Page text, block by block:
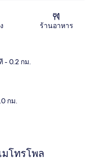
ร้านอาหาร
- 0.2 กม.
กม.
โทรโพล